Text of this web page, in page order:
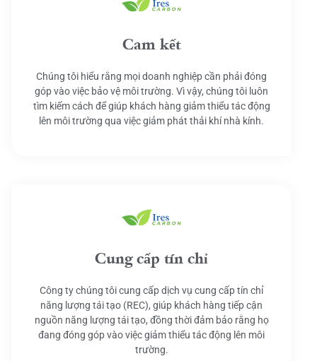
Cam kết
Chúng tôi hiểu rằng mọi doanh nghiệp cần phải đóng
góp vào việc bảo vệ môi trường. Vì vậy, chúng tôi luôn
tìm kiếm cách để giúp khách hàng giảm thiểu tác động
lên môi trường qua việc giảm phát thải khí nhà kính.
Cung cấp tín chỉ
Công ty chúng tôi cung cấp dịch vụ cung cấp tín chỉ
năng lượng tái tạo (REC), giúp khách hàng tiếp cận
nguồn năng lượng tái tạo, đồng thời đảm bảo rằng họ
đang đóng góp vào việc giảm thiểu tác động lên môi
trường.